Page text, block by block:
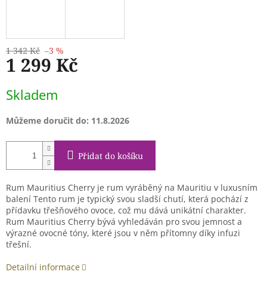
1 342 Kč –3 %
1 299 Kč
cena:
Skladem
Můžeme doručit do: 11.8.2026
Přidat do košíku
Rum Mauritius Cherry je rum vyráběný na Mauritiu v luxusním
balení Tento rum je typický svou sladší chutí, která pochází z
přídavku třešňového ovoce, což mu dává unikátní charakter.
Rum Mauritius Cherry bývá vyhledáván pro svou jemnost a
výrazné ovocné tóny, které jsou v něm přítomny díky infuzi
třešní.
Detailní informace